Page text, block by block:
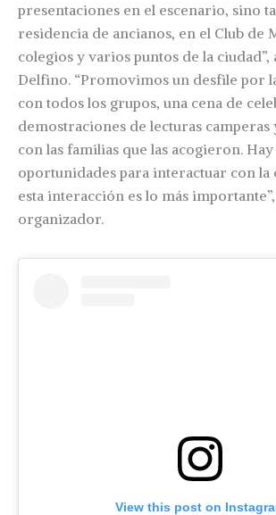
presentaciones en el escenario, sino
residencia de ancianos, en el Club de
colegios y varios puntos de la ciudad”,
Delfino. “Promovimos un desfile por
con todos los grupos, una cena de
demostraciones de lecturas camperas
con las familias que las acogieron.
oportunidades para interactuar con la
esta interacción es lo más
organizador.
View this post on